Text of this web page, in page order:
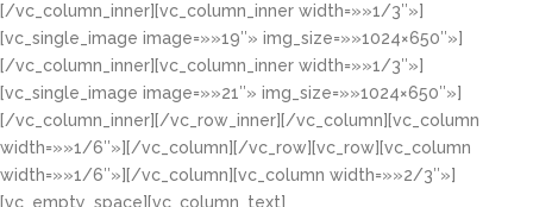
[/vc_column_inner][vc_column_inner width=»»1/3″»]
[vc_single_image image=»»19″» img_size=»»1024×650″»]
[/vc_column_inner][vc_column_inner width=»»1/3″»]
[vc_single_image image=»»21″» img_size=»»1024×650″»]
[/vc_column_inner][/vc_row_inner][/vc_column][vc_column
width=»»1/6″»][/vc_column][/vc_row][vc_row][vc_column
width=»»1/6″»][/vc_column][vc_column width=»»2/3″»]
[vc_empty_space][vc_column_text]